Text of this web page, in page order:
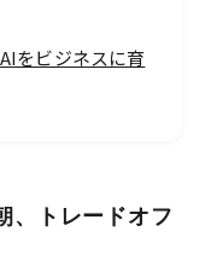
をビジネスに育
、トレードオフ